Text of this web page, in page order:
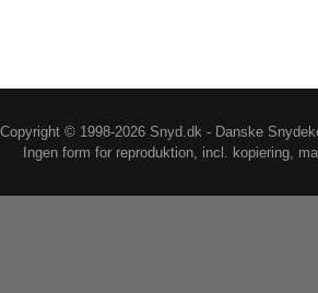
Copyright © 1998-2026 Snyd.dk - Danske
Ingen form for reproduktion, incl. kopiering,